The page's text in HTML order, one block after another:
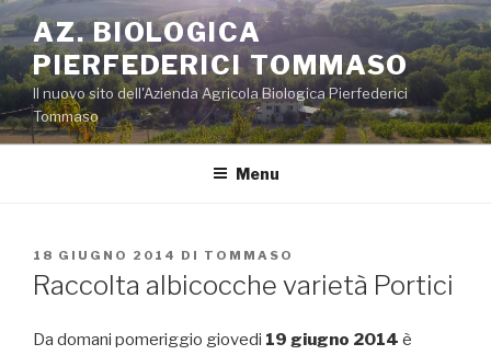
Salta
al
contenuto
AZ. BIOLOGICA
PIERFEDERICI TOMMASO
Il nuovo sito dell'Azienda Agricola Biologica Pierfederici
Tommaso
Menu
PUBBLICATO
IL
18 GIUGNO 2014 DI TOMMASO
Raccolta albicocche varietà Portici
Da domani pomeriggio giovedi 19 giugno 2014 è